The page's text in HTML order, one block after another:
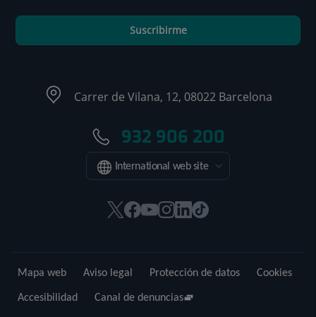
Suscribirme
Carrer de Vilana, 12, 08022 Barcelona
932 906 200
International web site
Este
en
una
Este
en
una
Este
en
una
Este
en
una
Este
en
una
Enlace
externa.
Mapa web Aviso legal Protección de datos
Cookies
Accesibilidad
Canal de denuncias